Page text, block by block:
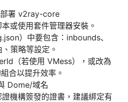
部署 v2ray-core
或使用套件管理器安裝。
）中要包含：inbounds、
策略等設定。
（若使用 VMess），或改為
合以提升效率。
Dome/域名
機構簽發的證書，建議綁定有